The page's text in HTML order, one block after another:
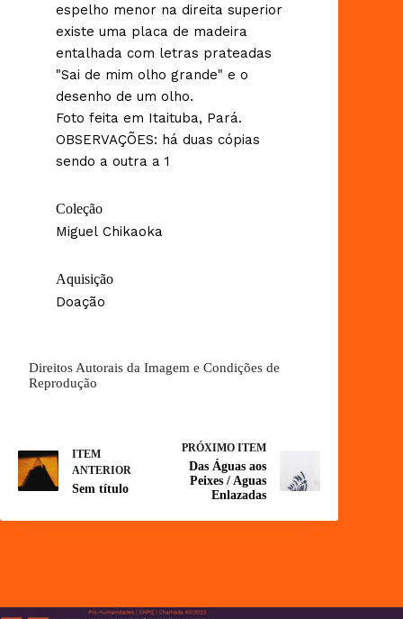
espelho menor na direita superior
existe uma placa de madeira
entalhada com letras prateadas
"Sai de mim olho grande" e o
desenho de um olho.
Foto feita em Itaituba, Pará.
OBSERVAÇÕES: há duas cópias
sendo a outra a 1
Coleção
Miguel Chikaoka
Aquisição
Doação
Direitos Autorais da Imagem e Condições de
Reprodução
ITEM
ANTERIOR
Sem título
PRÓXIMO ITEM
Das Águas aos
Peixes / Aguas
Enlazadas